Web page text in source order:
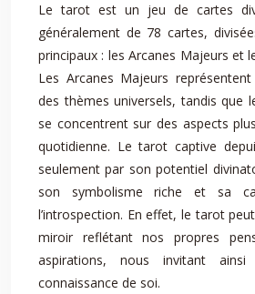
Le tarot est un jeu de cartes
généralement de 78 cartes,
principaux : les Arcanes Majeurs et
Les Arcanes Majeurs
des thèmes universels, tandis que
se concentrent sur des aspects
quotidienne. Le tarot captive
seulement par son potentiel
son symbolisme riche et sa
l’introspection. En effet, le tarot
miroir reflétant nos propres
aspirations, nous invitant
connaissance de soi.